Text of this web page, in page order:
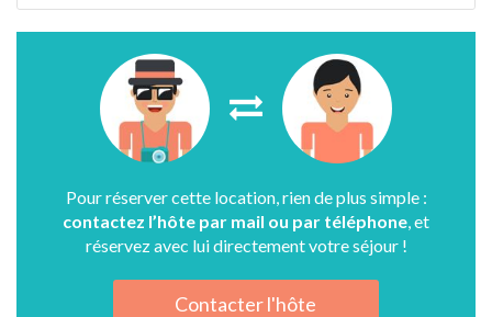
Pour réserver cette location, rien de plus simple :
contactez l’hôte par mail ou par téléphone , et
réservez avec lui directement votre séjour !
Contacter l'hôte